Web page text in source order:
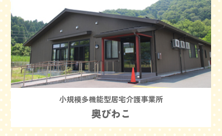
小規模多機能型居宅介護事業所
奥びわこ